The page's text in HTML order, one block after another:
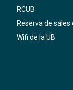
RCUB
Reserva de sales
Wifi de la UB